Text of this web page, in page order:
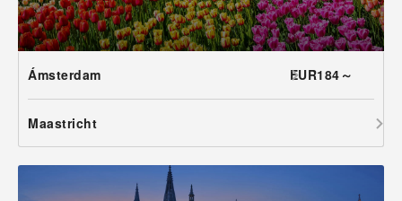
Ámsterdam EUR184～
Maastricht